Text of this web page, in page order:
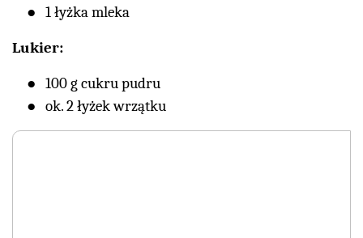
1 łyżka mleka
Lukier:
100 g cukru pudru
ok. 2 łyżek wrzątku